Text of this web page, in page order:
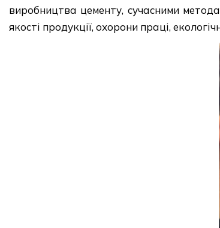
виробництва цементу, сучасними
якості продукції, охорони праці,